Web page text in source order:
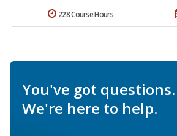
228 Course Hours
You've got questions.
We're here to help.